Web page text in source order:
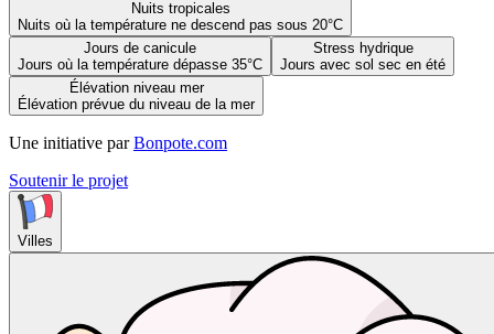
Nuits tropicales
Nuits où la température ne descend pas sous 20°C
Jours de canicule
Jours où la température dépasse 35°C
Stress hydrique
Jours avec sol sec en été
Élévation niveau mer
Élévation prévue du niveau de la mer
Une initiative par Bonpote.com
Soutenir le projet
Villes